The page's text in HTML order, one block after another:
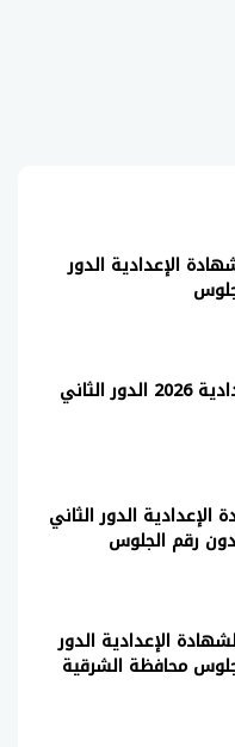
الإعدادية الدور
نتيجة الشهادة الإعدادية 2026 الدور الثاني
الدور الثاني
الإعدادية الدور